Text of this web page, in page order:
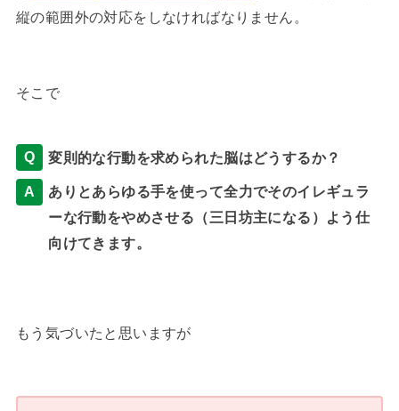
縦の範囲外の対応をしなければなりません。
そこで
変則的な行動を求められた脳はどうするか？
ありとあらゆる手を使って全力でそのイレギュラ
ーな行動をやめさせる（三日坊主になる）よう仕
向けてきます。
もう気づいたと思いますが